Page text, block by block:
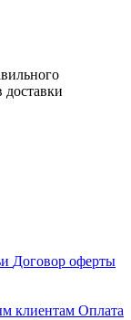
доставки
Договор оферты
клиентам Оплата